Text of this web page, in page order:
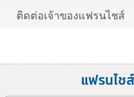
ติดต่อเจ้าของแฟรนไชส์
แฟรนไช